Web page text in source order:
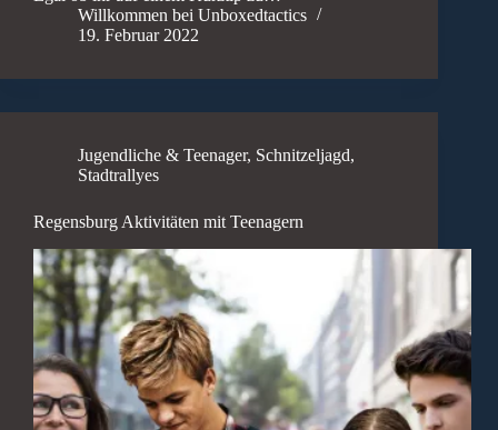
Willkommen bei Unboxedtactics
19. Februar 2022
Jugendliche & Teenager, Schnitzeljagd,
Stadtrallyes
Regensburg Aktivitäten mit Teenagern